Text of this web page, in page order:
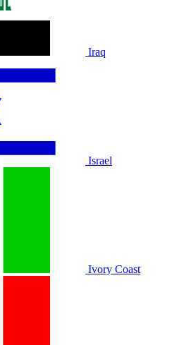
Iraq
Israel
Ivory Coast